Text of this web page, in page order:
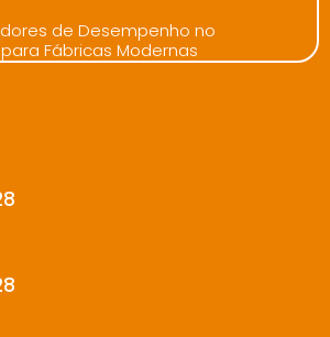
de Desempenho no
para Fábricas Modernas